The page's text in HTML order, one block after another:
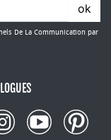
ok
De La Communication par